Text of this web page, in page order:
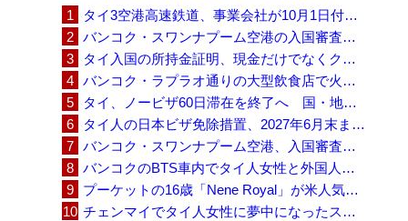
タイ3空港高速鉄道、事業会社が10月1日付の契約終了を通知 「現時点での撤退決定ではない」
バンコク・スワンナプーム空港の入国審査に長蛇の列、SNSで「3～4時間待ち」との投稿が拡散
タイ入国の所持金証明、現金だけでなくクレジットカードや銀行明細も提示可能
バンコク・ラプラオ通りの大型飲食店で火災、27人死亡・多数負傷
タイ、ノービザ60日滞在を終了へ 国・地域別に30日・15日へ再編
タイ人の日本ビザ免除措置、2027年6月末まで延長 不安広がる中でひとまず安堵
バンコク・スワンナプーム空港、入国審査で2～3時間待ちの時間帯も 審査厳格化と人員不足が影響か
バンコクのBTS車内でタイ人女性と外国人学生グループが口論、騒音めぐる動画が拡散
プーケットの16歳「Nene Royal」が米人気番組で圧巻の演奏、審査員4人全員が「Yes」
チェンマイでタイ人女性に夢中になったスウェーデン人男性、全財産を失い捨てられる